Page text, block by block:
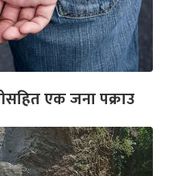
एक जना पक्राउ